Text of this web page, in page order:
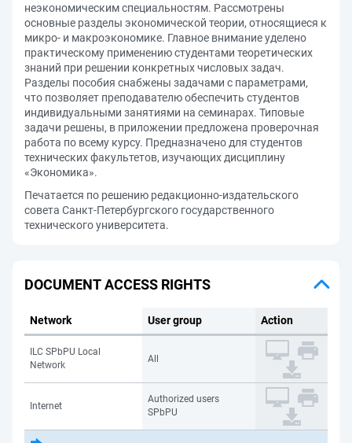
неэкономическим специальностям. Рассмотрены
основные разделы экономической теории, относящиеся к
микро- и макроэкономике. Главное внимание уделено
практическому применению студентами теоретических
знаний при решении конкретных числовых задач.
Разделы пособия снабжены задачами с параметрами,
что позволяет преподавателю обеспечить студентов
индивидуальными занятиями на семинарах. Типовые
задачи решены, в приложении предложена проверочная
работа по всему курсу. Предназначено для студентов
технических факультетов, изучающих дисциплину
«Экономика».
Печатается по решению редакционно-издательского
совета Санкт-Петербургского государственного
технического университета.
DOCUMENT ACCESS RIGHTS
Network User group Action
ILC SPbPU Local
Network
All
Internet
Authorized users
SPbPU